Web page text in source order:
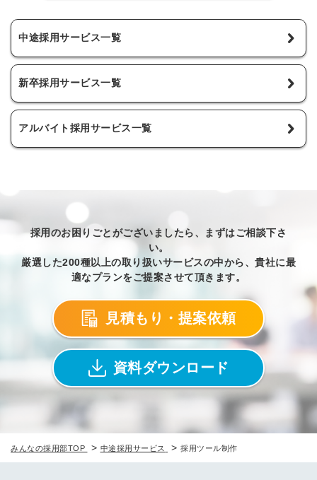
中途採用サービス一覧
新卒採用サービス一覧
アルバイト採用サービス一覧
採用のお困りごとがございましたら、まずはご相談下さ
い。
厳選した200種以上の取り扱いサービスの中から、貴社に最
適なプランをご提案させて頂きます。
見積もり・提案依頼
資料ダウンロード
みんなの採用部TOP > 中途採用サービス > 採用ツール制作